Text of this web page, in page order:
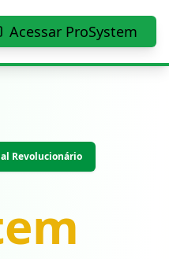
Acessar ProSystem
Revolucionário